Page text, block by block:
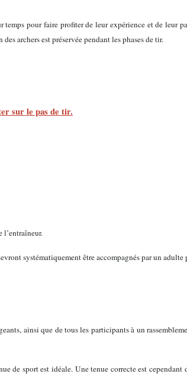
pour faire profiter de leur expérience et de leur
archers est préservée pendant les phases de tir.
sur le pas de tir.
l’entraîneur.
systématiquement être accompagnés par un adulte
ainsi que de tous les participants à un
de sport est idéale. Une tenue correcte est